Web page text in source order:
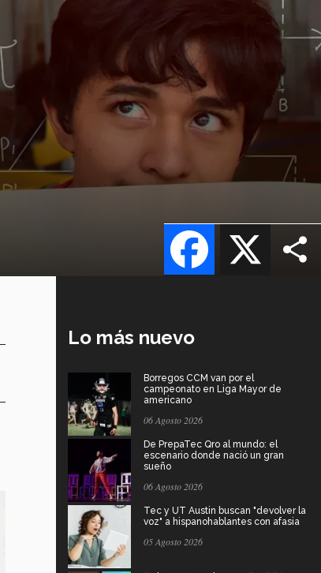
X
Facebook
Lo más nuevo
Borregos CCM van por el
campeonato en Liga Mayor de
americano
06 Agosto 2026
De PrepaTec Qro al mundo: el
escenario donde nació un gran
sueño
06 Agosto 2026
Tec y UT Austin buscan "devolver la
voz" a hispanohablantes con afasia
05 Agosto 2026